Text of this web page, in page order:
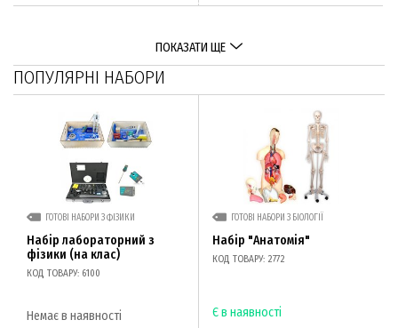
ПОКАЗАТИ ЩЕ
ПОПУЛЯРНІ НАБОРИ
ГОТОВІ НАБОРИ З ФІЗИКИ
Набір лабораторний з
фізики (на клас)
КОД ТОВАРУ: 6100
Немає в наявності
ГОТОВІ НАБОРИ З БІОЛОГІЇ
Набір "Анатомія"
КОД ТОВАРУ: 2772
Є в наявності